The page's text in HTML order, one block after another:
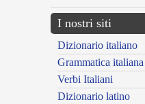
I nostri siti
Dizionario italiano
Grammatica italiana
Verbi Italiani
Dizionario latino